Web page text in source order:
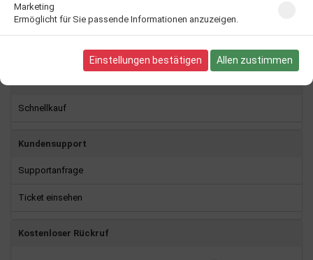
Marketing
Ermöglicht für Sie passende Informationen anzuzeigen.
Einstellungen bestätigen Allen zustimmen
TOP Produkt! Neue Produkt!
Schnellkauf
Kundensupport
Supportanfrage
Ticket einsehen
Kostenloser Rückruf